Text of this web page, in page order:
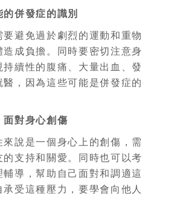
併發症的識別
避免過於劇烈的運動和重物
成負擔。同時要密切注意身
續性的腹痛、大量出血、發
，因為這些可能是併發症的
面對身心創傷
說是一個身心上的創傷，需
支持和關愛。同時也可以考
輔導，幫助自己面對和調適這
受這種壓力，要學會向他人